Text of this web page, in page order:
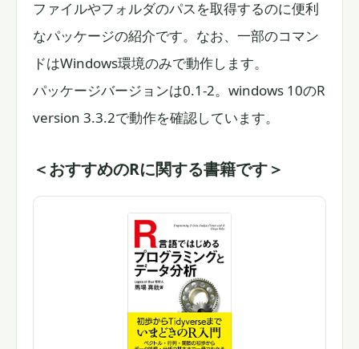
ファイルやフォルダのパスを取得するのに便利
なパッケージの紹介です。なお、一部のコマン
ドはWindows環境のみで動作します。
パッケージバージョンは0.1-2。windows 10のR
version 3.3.2で動作を確認しています。
＜おすすめのRに関する書籍です＞